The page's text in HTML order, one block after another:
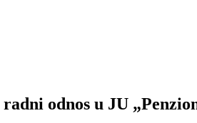
odnos u JU